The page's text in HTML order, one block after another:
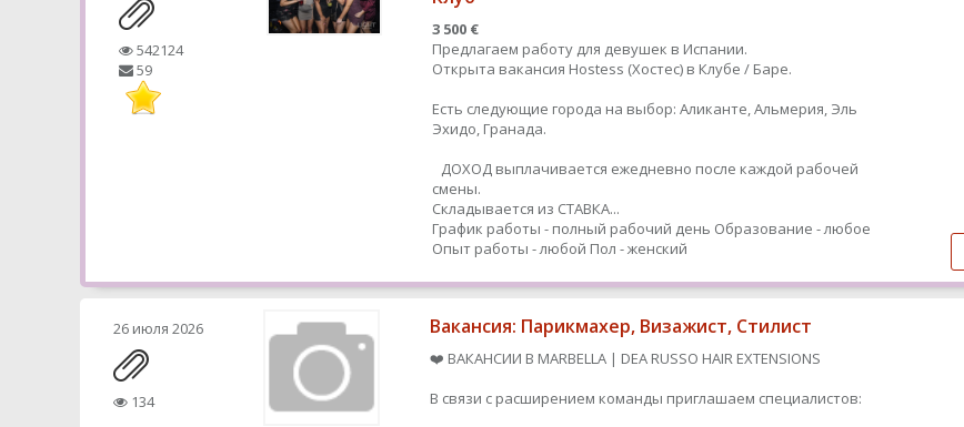
542124
59
3 500 €
Предлагаем работу для девушек в Испании.
Открыта вакансия Hostess (Хостес) в Клубе / Баре.
Есть следующие города на выбор: Аликанте, Альмерия, Эль
Эхидо, Гранада.
ДОХОД выплачивается ежедневно после каждой рабочей
смены.
Складывается из СТАВКА...
График работы - полный рабочий день Образование - любое
Опыт работы - любой Пол - женский
26 июля 2026
134
Вакансия: Парикмахер, Визажист, Стилист
❤️ ВАКАНСИИ В MARBELLA | DEA RUSSO HAIR EXTENSIONS
В связи с расширением команды приглашаем специалистов: